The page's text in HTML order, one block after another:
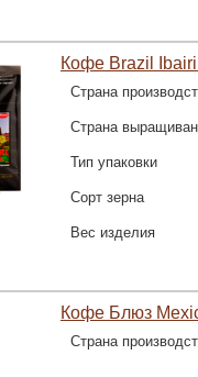
Кофе Brazil Ibairi
Страна
Страна
Тип упаковки
Сорт зерна
Вес изделия
Кофе Блюз
Страна